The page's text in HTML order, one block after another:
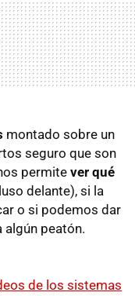
montado sobre un
seguro que son
permite ver qué
delante), si la
o si podemos dar
algún peatón.
de los sistemas